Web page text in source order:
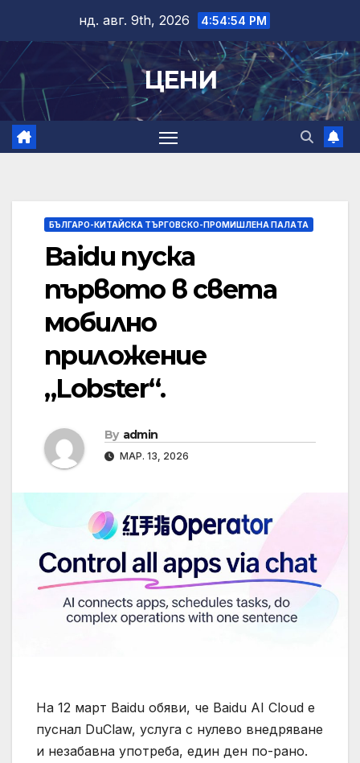
content
нд. авг. 9th, 2026 4:54:54 PM
ЦЕНИ
БЪЛГАРО-КИТАЙСКА ТЪРГОВСКО-ПРОМИШЛЕНА ПАЛAТА
Baidu пуска
първото в света
мобилно
приложение
„Lobster“.
By admin
МАР. 13, 2026
На 12 март Baidu обяви, че Baidu AI Cloud е
пуснал DuClaw, услуга с нулево внедряване
и незабавна употреба, един ден по-рано.